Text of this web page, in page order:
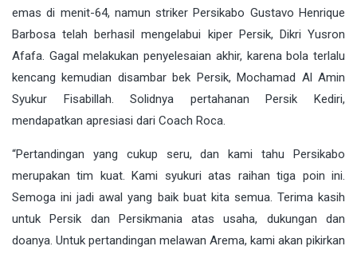
emas di menit-64, namun striker Persikabo Gustavo Henrique
Barbosa telah berhasil mengelabui kiper Persik, Dikri Yusron
Afafa. Gagal melakukan penyelesaian akhir, karena bola terlalu
kencang kemudian disambar bek Persik, Mochamad Al Amin
Syukur Fisabillah. Solidnya pertahanan Persik Kediri,
mendapatkan apresiasi dari Coach Roca.
“Pertandingan yang cukup seru, dan kami tahu Persikabo
merupakan tim kuat. Kami syukuri atas raihan tiga poin ini.
Semoga ini jadi awal yang baik buat kita semua. Terima kasih
untuk Persik dan Persikmania atas usaha, dukungan dan
doanya. Untuk pertandingan melawan Arema, kami akan pikirkan